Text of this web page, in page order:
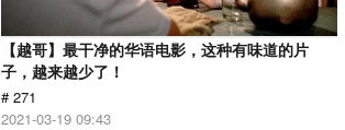
【越哥】最干净的华语电影，这种有味道的片
子，越来越少了！
# 271
2021-03-19 09:43